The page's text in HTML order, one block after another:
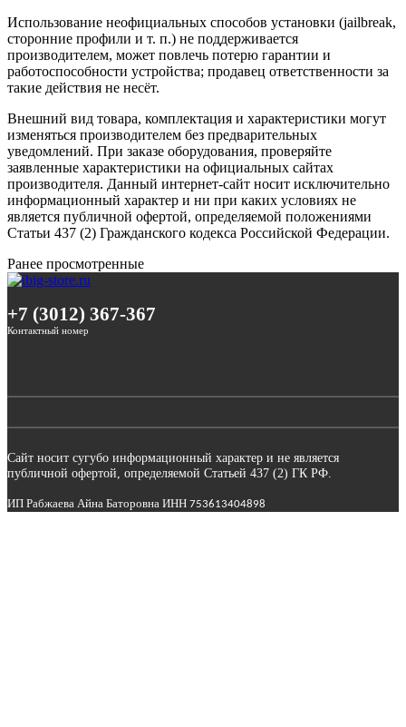
Использование неофициальных способов установки (jailbreak,
сторонние профили и т. п.) не поддерживается
производителем, может повлечь потерю гарантии и
работоспособности устройства; продавец ответственности за
такие действия не несёт.
Внешний вид товара, комплектация и характеристики могут
изменяться производителем без предварительных
уведомлений. При заказе оборудования, проверяйте
заявленные характеристики на официальных сайтах
производителя. Данный интернет-сайт носит исключительно
информационный характер и ни при каких условиях не
является публичной офертой, определяемой положениями
Статьи 437 (2) Гражданского кодекса Российской Федерации.
Ранее просмотренные
+7 (3012) 367-367
Контактный номер
Сайт носит сугубо информационный характер и не является
публичной офертой, определяемой Статьей 437 (2) ГК РФ.
ИП Рабжаева Айна Баторовна ИНН 753613404898